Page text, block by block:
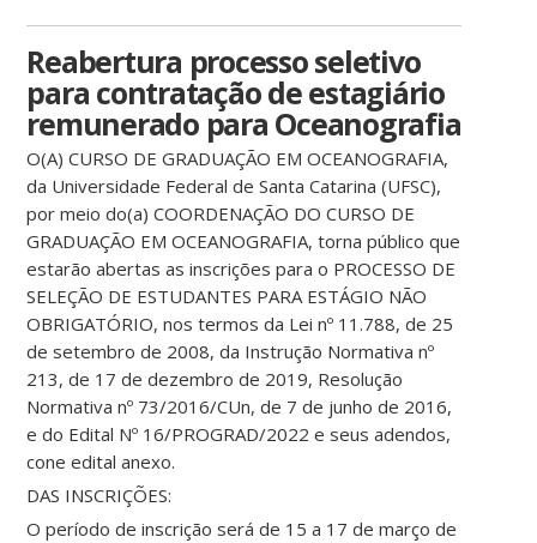
Reabertura processo seletivo
para contratação de estagiário
remunerado para Oceanografia
O(A) CURSO DE GRADUAÇÃO EM OCEANOGRAFIA,
da Universidade Federal de Santa Catarina (UFSC),
por meio do(a) COORDENAÇÃO DO CURSO DE
GRADUAÇÃO EM OCEANOGRAFIA, torna público que
estarão abertas as inscrições para o PROCESSO DE
SELEÇÃO DE ESTUDANTES PARA ESTÁGIO NÃO
OBRIGATÓRIO, nos termos da Lei nº 11.788, de 25
de setembro de 2008, da Instrução Normativa nº
213, de 17 de dezembro de 2019, Resolução
Normativa nº 73/2016/CUn, de 7 de junho de 2016,
e do Edital Nº 16/PROGRAD/2022 e seus adendos,
cone edital anexo.
DAS INSCRIÇÕES:
O período de inscrição será de 15 a 17 de março de